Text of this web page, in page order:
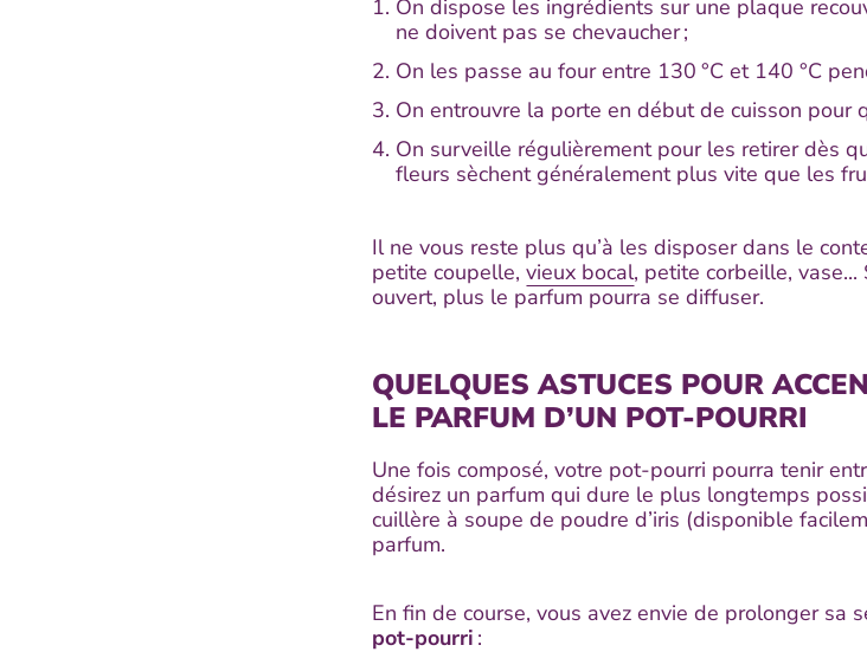
On dispose les ingrédients sur une plaque
ne doivent pas se chevaucher ;
On les passe au four entre 130 °C et 140 °C
On entrouvre la porte en début de cuisson pour
On surveille régulièrement pour les retirer dès
fleurs sèchent généralement plus vite que les
Il ne vous reste plus qu’à les disposer dans le
petite coupelle,vieux bocal, petite corbeille,
ouvert, plus le parfum pourra se diffuser.
QUELQUES ASTUCES POUR
LE PARFUM D’UN POT-POURRI
Une fois composé, votre pot-pourri pourra tenir
désirez un parfum qui dure le plus longtemps
cuillère à soupe de poudre d’iris (disponible
parfum.
En fin de course, vous avez envie de prolonger sa
pot-pourri :